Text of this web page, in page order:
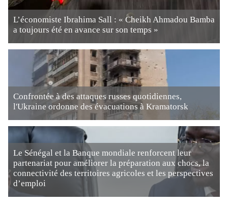
L’économiste Ibrahima Sall : « Cheikh Ahmadou Bamba
a toujours été en avance sur son temps »
Confrontée à des attaques russes quotidiennes,
l'Ukraine ordonne des évacuations à Kramatorsk
Le Sénégal et la Banque mondiale renforcent leur
partenariat pour améliorer la préparation aux chocs, la
connectivité des territoires agricoles et les perspectives
d’emploi